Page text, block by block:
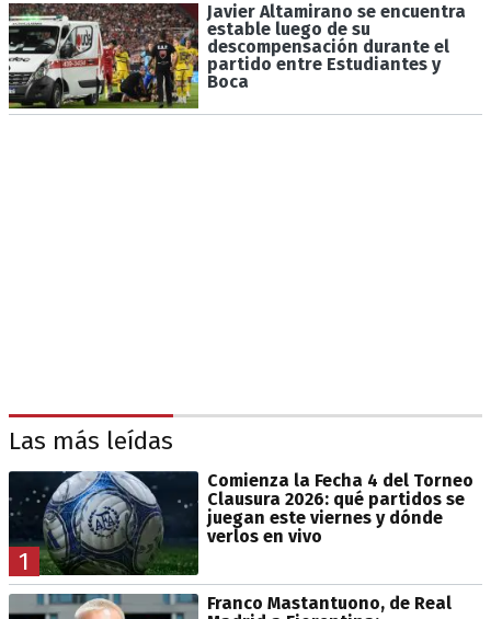
Javier Altamirano se encuentra
estable luego de su
descompensación durante el
partido entre Estudiantes y
Boca
Las más leídas
1
Comienza la Fecha 4 del Torneo
Clausura 2026: qué partidos se
juegan este viernes y dónde
verlos en vivo
Franco Mastantuono, de Real